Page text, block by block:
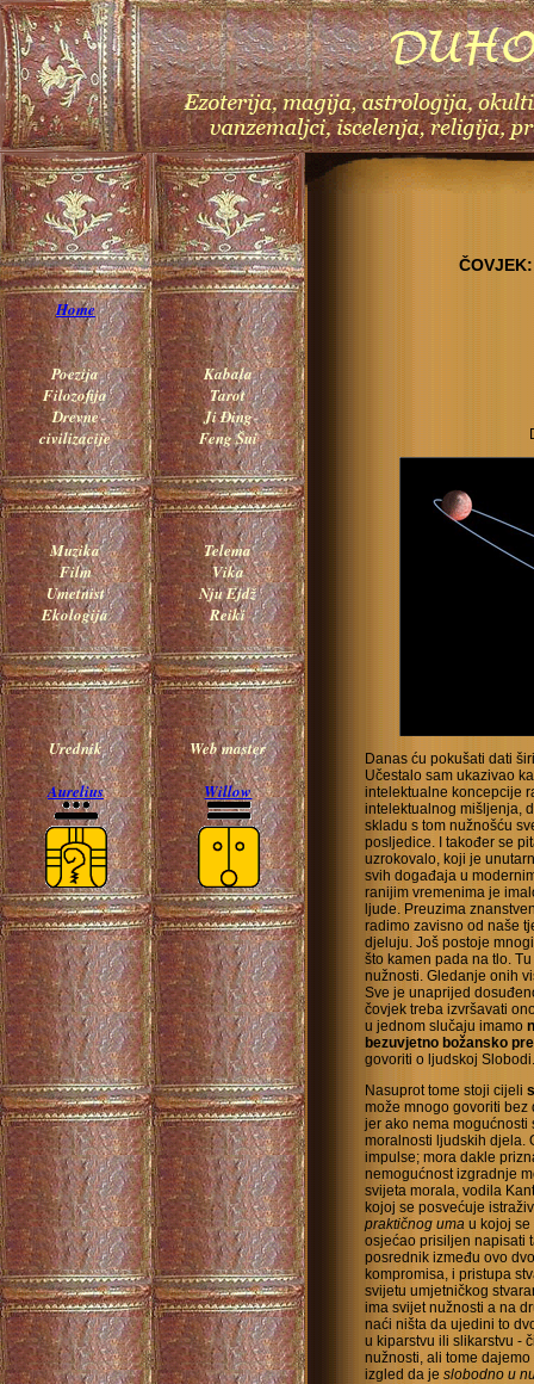
Home
Poezija
Filozofija
Drevne
civilizacije
Muzika
Film
Umetnist
Ekologija
Urednik
Aurelius
Kabala
Tarot
Ji Đing
Feng Šui
Telema
Vika
Nju Ejdž
Reiki
Web master
Willow
Danas ću pokušati dati
Učestalo sam ukazivao
intelektualne koncepcije
intelektualnog mišljenja,
skladu s tom nužnošću
posljedice. I također se
uzrokovalo, koji je
svih događaja u
ranijim vremenima je
ljude. Preuzima
radimo zavisno od naše
djeluju. Još postoje
što kamen pada na tlo.
nužnosti. Gledanje onih
Sve je unaprijed
čovjek treba izvršavati
u jednom slučaju imamo
bezuvjetno božansko
govoriti o ljudskoj Slobodi.
Nasuprot tome stoji cijeli
može mnogo govoriti
jer ako nema
moralnosti ljudskih djela.
impulse; mora dakle
nemogućnost izgradnje
svijeta morala, vodila
kojoj se posvećuje
praktičnog uma u kojoj se
osjećao prisiljen napisati
posrednik između ovo
kompromisa, i pristupa
svijetu umjetničkog
ima svijet nužnosti a na
naći ništa da ujedini to
u kiparstvu ili slikarstvu -
nužnosti, ali tome
izgled da je slobodno u